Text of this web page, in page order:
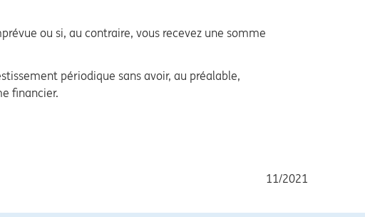
ou si, au contraire, vous recevez une somme
périodique sans avoir, au préalable,
financier.
11/2021